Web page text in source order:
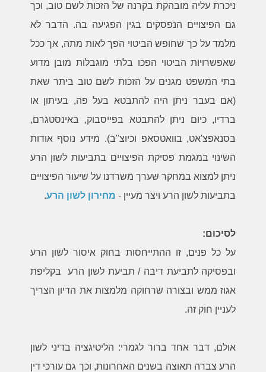
ניכרת עליה מובהקת בקרנה של הזכות לשם טוב, וכך
גם הפיצויים הנפסקים בגין הפגיעה בה. הדבר לא
מלמד על כך שחופש הביטוי הפך לאות מתה, אך ככל
שאפשרויות הביטוי הפכו בלתי מוגבלות מובן מדוע
בתי המשפט מגנים על הזכות לשם טוב ביתר שאת
(אם בעבר ניתן היה להתבטא בעל פה, בעיתון או
ברדיו, כיום ניתן להתבטא בפייסבוק, באינסטגרם,
בסנאפצ'אט, בוואטסאפ וכיוצ"ב). מידע נוסף אודות
השינוי במגמת פסיקת הפיצויים בתביעות לשון הרע
ניתן למצוא במחקר שערך משרדנו על שיעור הפיצויים
בתביעות לשון הרע ויצר מעיין -מחירון לשון הרע.
לסיכום:
על כל פנים, זו ההתייחסות בחוק איסור לשון הרע
ובפסיקה לתביעת דיבה / תביעת לשון הרע בקליפת
אגוז ממש ובצורה שרחוקה מלמצות את הדיון הצריך
לעניין חוק זה.
אולם, דבר אחד ברור לגמרי: הליטיגציה בדיני לשון
הרע צברה תאוצה בשנים האחרונות, וכך גם עורכי דין